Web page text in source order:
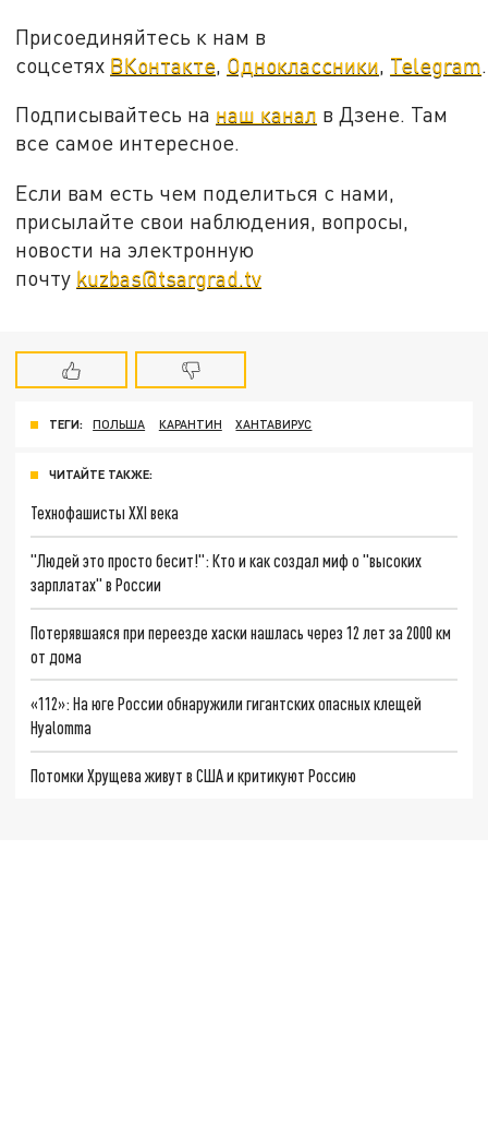
Присоединяйтесь к нам в
соцсетях ВКонтакте Одноклассники Telegram
Подписывайтесь на наш канал в Дзене. Там
все самое интересное.
Если вам есть чем поделиться с нами,
присылайте свои наблюдения, вопросы,
новости на электронную
почту kuzbas@tsargrad.tv
ТЕГИ: ПОЛЬША КАРАНТИН ХАНТАВИРУС
ЧИТАЙТЕ ТАКЖЕ:
Технофашисты XXI века
"Людей это просто бесит!": Кто и как создал миф о "высоких
зарплатах" в России
Потерявшаяся при переезде хаски нашлась через 12 лет за 2000 км
от дома
«112»: На юге России обнаружили гигантских опасных клещей
Hyalomma
Потомки Хрущева живут в США и критикуют Россию